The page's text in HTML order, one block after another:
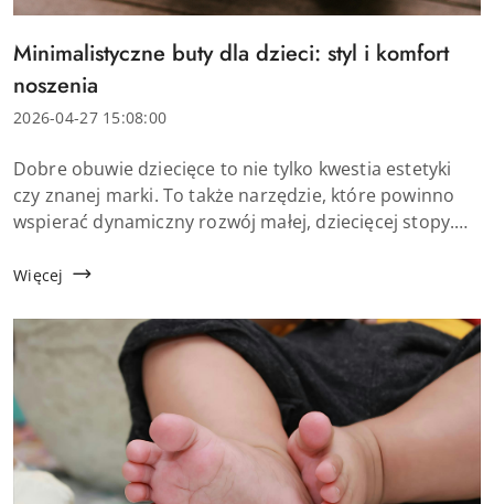
Tytuł
artykułu:
Minimalistyczne buty dla dzieci: styl i komfort
noszenia
Data
2026-04-27 15:08:00
Treść
artykułu:
Dobre obuwie dziecięce to nie tylko kwestia estetyki
czy znanej marki. To także narzędzie, które powinno
wspierać dynamiczny rozwój małej, dziecięcej stopy.
minimalistyczne dla dzieci, na...
Więcej